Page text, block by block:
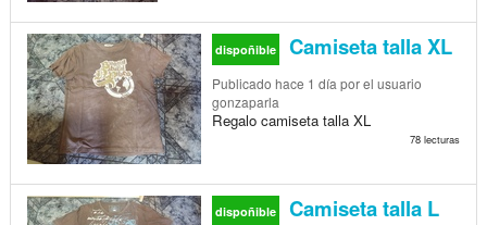
dispoñible Camiseta talla XL
Publicado hace 1 día por el usuario
gonzaparla
Regalo camiseta talla XL
78 lecturas
dispoñible Camiseta talla L